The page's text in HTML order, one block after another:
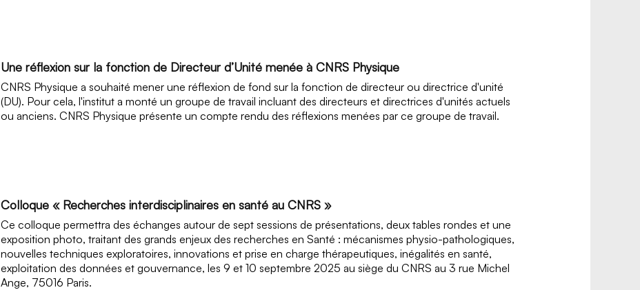
Une réflexion sur la fonction de Directeur d’Unité menée à CNRS Physique
CNRS Physique a souhaité mener une réflexion de fond sur la fonction de directeur ou directrice d'unité
(DU). Pour cela, l'institut a monté un groupe de travail incluant des directeurs et directrices d'unités actuels
ou anciens. CNRS Physique présente un compte rendu des réflexions menées par ce groupe de travail.
Colloque « Recherches interdisciplinaires en santé au CNRS »
Ce colloque permettra des échanges autour de sept sessions de présentations, deux tables rondes et une
exposition photo, traitant des grands enjeux des recherches en Santé : mécanismes physio-pathologiques,
nouvelles techniques exploratoires, innovations et prise en charge thérapeutiques, inégalités en santé,
exploitation des données et gouvernance, les 9 et 10 septembre 2025 au siège du CNRS au 3 rue Michel
Ange, 75016 Paris.